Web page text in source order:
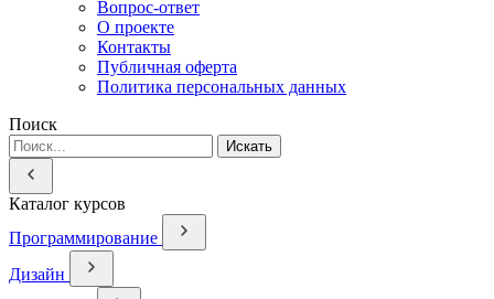
Вопрос-ответ
О проекте
Контакты
Публичная оферта
Политика персональных данных
Поиск
Искать
Каталог курсов
Программирование
Дизайн